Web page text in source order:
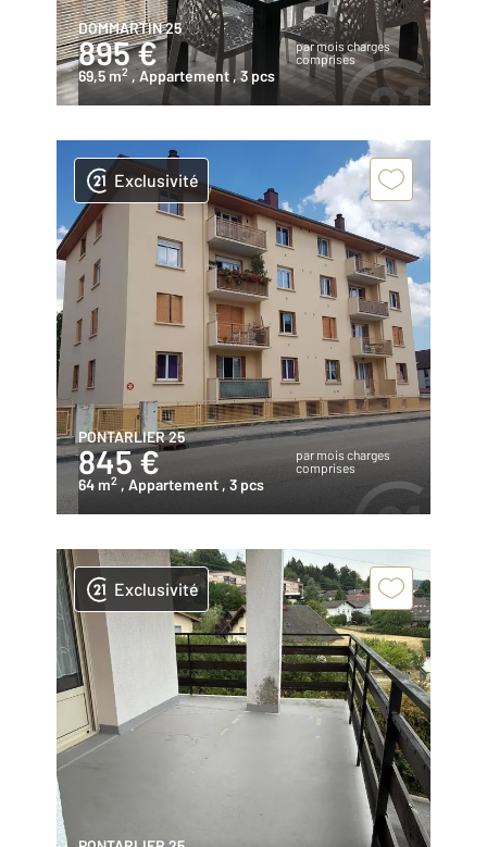
DOMMARTIN 25
895 €
par mois charges
comprises
69,5 m2 , Appartement , 3 pcs
Exclusivité
PONTARLIER 25
845 €
par mois charges
comprises
64 m2 , Appartement , 3 pcs
Exclusivité